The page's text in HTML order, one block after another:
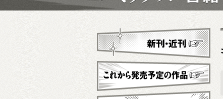
新刊・近刊
これから発売予定